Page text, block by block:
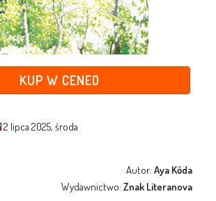
KUP W CENEO
2 lipca 2025, środa
Autor:Aya Kōda
Wydawnictwo:Znak Literanova